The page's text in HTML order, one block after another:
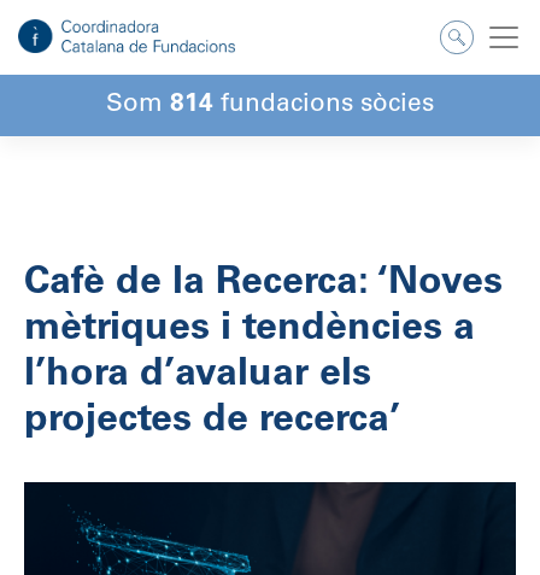
contingut
Som 814 fundacions sòcies
Cafè de la Recerca: ‘Noves
mètriques i tendències a
l’hora d’avaluar els
projectes de recerca’